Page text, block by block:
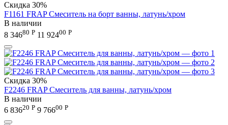
Скидка 30%
F1161 FRAP Смеситель на борт ванны, латунь/хром
В наличии
8 34680 Р 11 92400 Р
Скидка 30%
F2246 FRAP Смеситель для ванны, латунь/хром
В наличии
6 83620 Р 9 76600 Р